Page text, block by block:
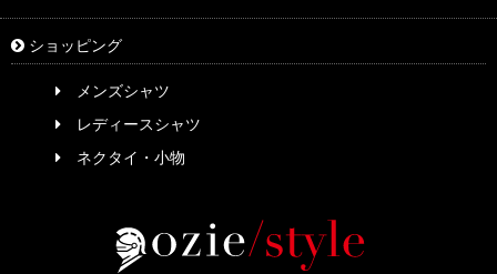
ショッピング
メンズシャツ
レディースシャツ
ネクタイ・小物